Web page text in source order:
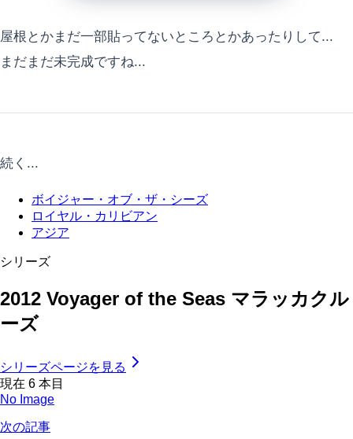
屋根とかまだ一部貼ってないところとかあったりして...
まだまだ未完成ですね...
続く...
ボイジャー・オブ・ザ・シーズ
ロイヤル・カリビアン
アジア
シリーズ
2012 Voyager of the Seas マラッカクル
ーズ
シリーズページを見る
現在 6 本目
No Image
次の記事